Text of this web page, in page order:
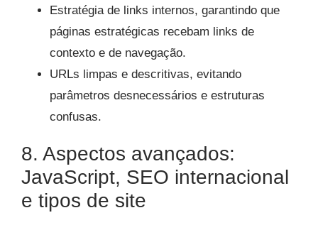
Estratégia de links internos, garantindo que
páginas estratégicas recebam links de
contexto e de navegação.
URLs limpas e descritivas, evitando
parâmetros desnecessários e estruturas
confusas.
8. Aspectos avançados:
JavaScript, SEO internacional
e tipos de site